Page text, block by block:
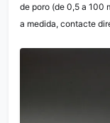
de poro (de 0,5 a 100
a medida, contacte